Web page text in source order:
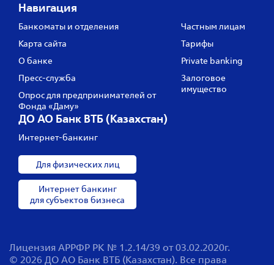
Навигация
Банкоматы и отделения
Карта сайта
О банке
Пресс‑служба
Опрос для предпринимателей от
Фонда «Даму»
Частным лицам
Тарифы
Private banking
Залоговое
имущество
ДО АО Банк ВТБ (Казахстан)
Интернет-банкинг
Для физических лиц
Интернет банкинг
для субъектов бизнеса
Лицензия АРРФР РК № 1.2.14/39 от 03.02.2020г.
© 2026 ДО АО Банк ВТБ (Казахстан). Все права